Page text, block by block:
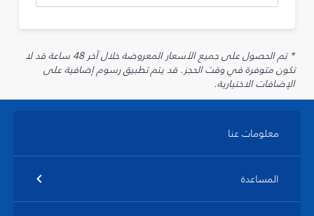
* تم الحصول على جميع الأسعار المعروضة خلال آخر 48 ساعة قد لا
تكون متوفرة في وقت الحجز. قد يتم تطبيق رسوم إضافية على
الإضافات الاختيارية.
معلومات عنا
المساعدة